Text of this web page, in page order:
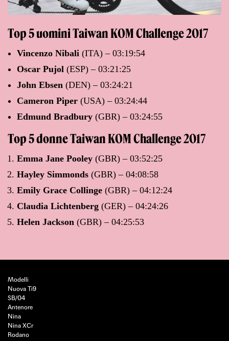
Top 5 uomini Taiwan KOM Challenge 2017
Vincenzo Nibali (ITA) – 03:19:54
Oscar Pujol (ESP) – 03:21:25
John Ebsen (DEN) – 03:24:21
Cameron Piper (USA) – 03:24:44
Edmund Bradbury (GBR) – 03:24:55
Top 5 donne Taiwan KOM Challenge 2017
Emma Jane Pooley (GBR) – 03:52:25
Hayley Simmonds (GBR) – 04:08:58
Emily Grace Collinge (GBR) – 04:12:24
Claudia Lichtenberg (GER) – 04:24:26
Helen Jackson (GBR) – 04:25:53
Modelli
Nuova Ti9
SB/04
Antenore
Nina
Nina XCr
Rodano